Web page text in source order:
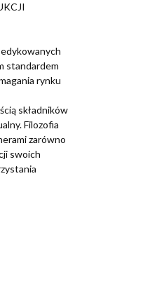
standardem
rynku
składników
Filozofia
zarówno
swoich